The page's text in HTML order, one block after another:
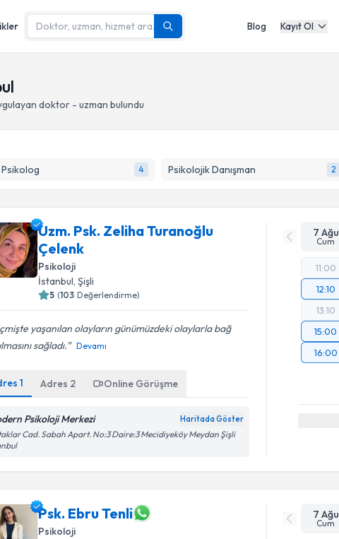
Blog Kayıt Ol
doktor - uzman bulundu
4 Psikolojik Danışman 2
Uzm. Psk. Zeliha Turanoğlu
Çelenk
Psikoloji
İstanbul, Şişli
5 (103 Değerlendirme)
yaşanılan olayların günümüzdeki olaylarla bağ
sağladı.
Devamı
1 Adres 2 Online Görüşme
Psikoloji Merkezi Haritada Göster
Cad. Sabah Apart. No:3 Daire:3 Mecidiyeköy Meydan Şişli
7 Ağu
Cum
11:00
12:10
13:10
15:00
16:00
Psk. Ebru Tenli
Psikoloji
7 Ağu
Cum